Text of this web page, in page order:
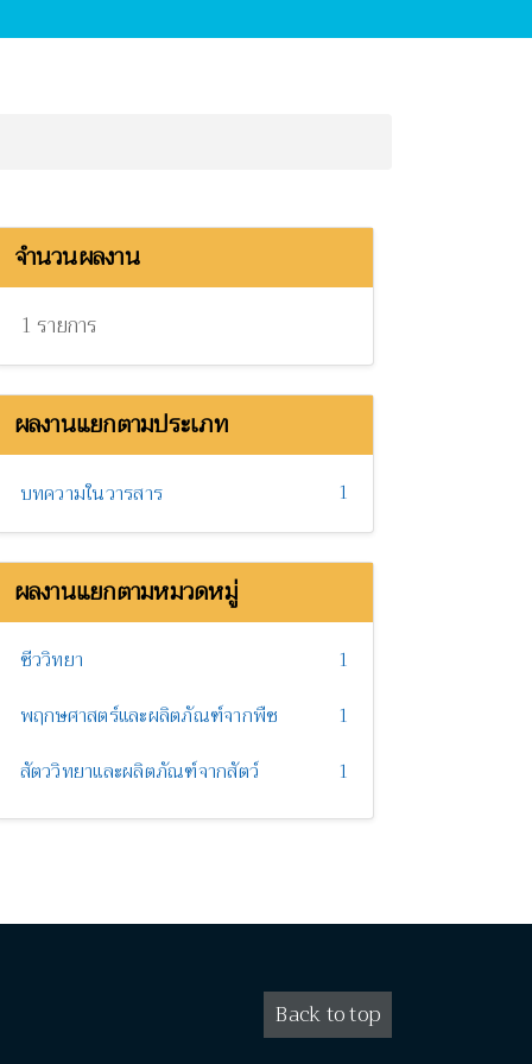
จำนวนผลงาน
1 รายการ
ผลงานแยกตามประเภท
บทความในวารสาร 1
ผลงานแยกตามหมวดหมู่
ชีววิทยา
1
พฤกษศาสตร์และผลิตภัณฑ์จากพืช
1
สัตววิทยาและผลิตภัณฑ์จากสัตว์
1
Back to top